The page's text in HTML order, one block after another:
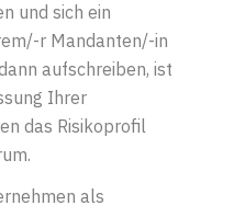
und sich ein
m/-r Mandanten/-in
aufschreiben, ist
Ihrer
das Risikoprofil
als